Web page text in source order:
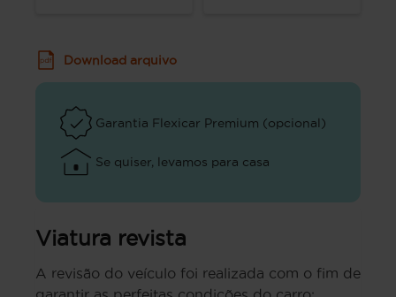
Download arquivo
Garantia Flexicar Premium (opcional)
Se quiser, levamos para casa
Viatura revista
A revisão do veículo foi realizada com o fim de